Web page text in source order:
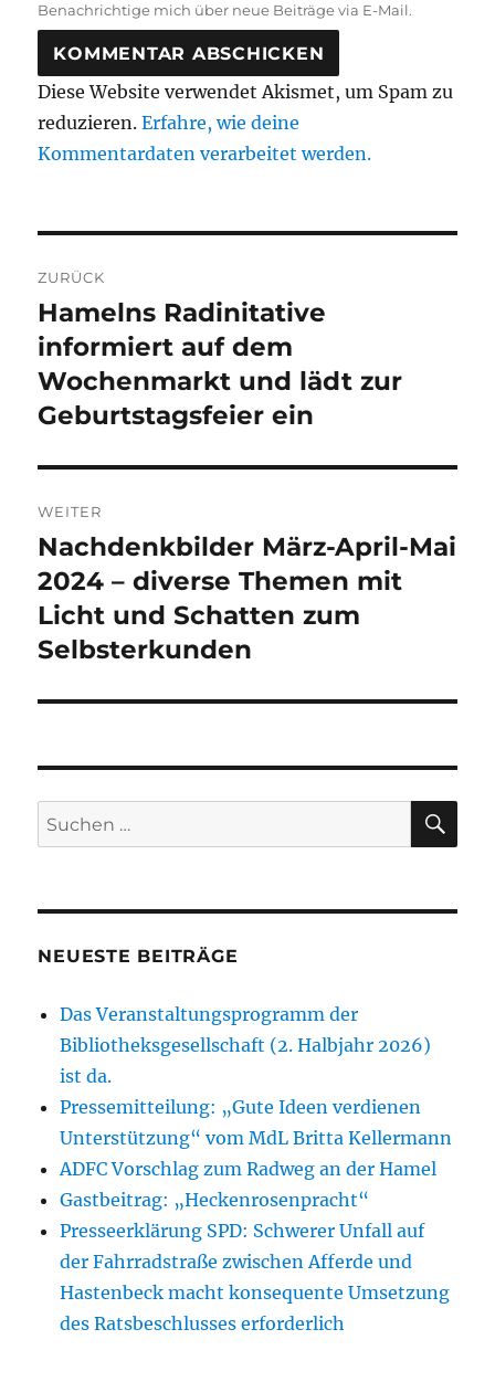
Benachrichtige mich über neue Beiträge via E-Mail.
Diese Website verwendet Akismet, um Spam zu
reduzieren.Erfahre, wie deine
Kommentardaten verarbeitet werden.
ZURÜCK
Vorheriger
Beitrag:
Hamelns Radinitative
informiert auf dem
Wochenmarkt und lädt zur
Geburtstagsfeier ein
WEITER
Nächster
Beitrag:
Nachdenkbilder März-April-Mai
2024 – diverse Themen mit
Licht und Schatten zum
Selbsterkunden
Suchen
nach:
NEUESTE BEITRÄGE
Das Veranstaltungsprogramm der
Bibliotheksgesellschaft (2. Halbjahr 2026)
ist da.
Pressemitteilung: „Gute Ideen verdienen
Unterstützung“ vom MdL Britta Kellermann
ADFC Vorschlag zum Radweg an der Hamel
Gastbeitrag: „Heckenrosenpracht“
Presseerklärung SPD: Schwerer Unfall auf
der Fahrradstraße zwischen Afferde und
Hastenbeck macht konsequente Umsetzung
des Ratsbeschlusses erforderlich